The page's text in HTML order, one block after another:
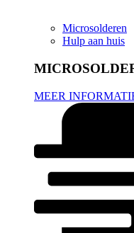
Microsolderen
Hulp aan huis
MEER